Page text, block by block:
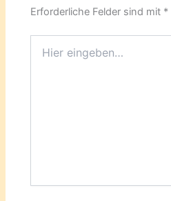
Erforderliche Felder sind mit *
eingeben…